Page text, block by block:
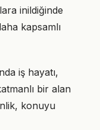
inildiğinde
kapsamlı
iş hayatı,
bir alan
konuyu